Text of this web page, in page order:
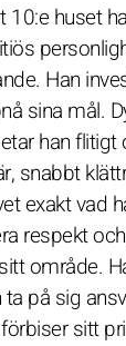
huset
Han
sina mål.
han flitigt
snabbt
exakt vad
respekt
område.
på sig
sitt